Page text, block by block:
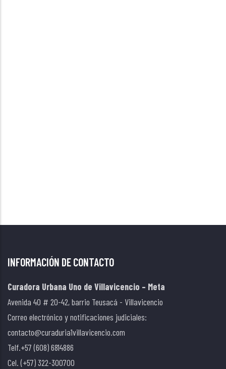
INFORMACIÓN DE CONTACTO
Curadora Urbana Uno de Villavicencio – Meta
Avenida 40 # 20-42, barrio Teusacá - Villavicencio
Correo electrónico y notificaciones judiciales:
contacto@curaduria1villavicencio.com
Telf.+57 (608) 6814886
Cel. (+57) 322-300700